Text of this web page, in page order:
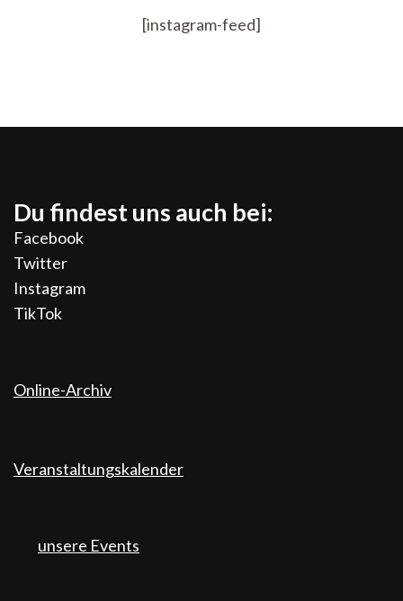
[instagram-feed]
Du findest uns auch bei:
Facebook
Twitter
Instagram
TikTok
Online-Archiv
Veranstaltungskalender
unsere Events